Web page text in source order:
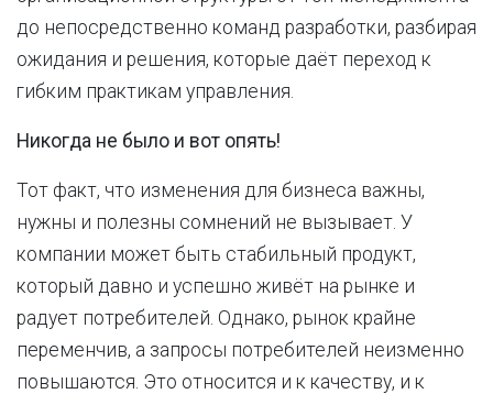
до непосредственно команд разработки, разбирая
ожидания и решения, которые даёт переход к
гибким практикам управления.
Никогда не было и вот опять!
Тот факт, что изменения для бизнеса важны,
нужны и полезны сомнений не вызывает. У
компании может быть стабильный продукт,
который давно и успешно живёт на рынке и
радует потребителей. Однако, рынок крайне
переменчив, а запросы потребителей неизменно
повышаются. Это относится и к качеству, и к